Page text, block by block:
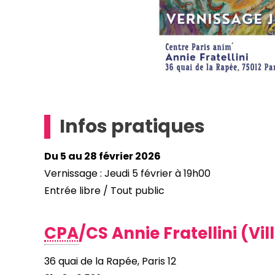
Infos pratiques
Du 5 au 28 février 2026
Vernissage : Jeudi 5 février à 19h00
Entrée libre / Tout public
CPA/CS Annie Fratellini
36 quai de la Rapée, Paris 12